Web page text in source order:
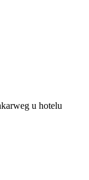
u hotelu